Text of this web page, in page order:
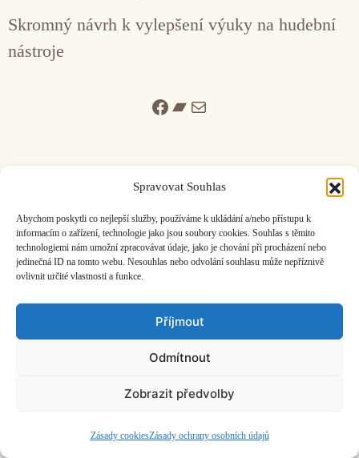
Spravovat Souhlas
Abychom poskytli co nejlepší služby, používáme k ukládání a/nebo přístupu k
informacím o zařízení, technologie jako jsou soubory cookies. Souhlas s těmito
technologiemi nám umožní zpracovávat údaje, jako je chování při procházení nebo
jedinečná ID na tomto webu. Nesouhlas nebo odvolání souhlasu může nepříznivě
ovlivnit určité vlastnosti a funkce.
Příjmout
Odmítnout
Zobrazit předvolby
Zásady cookiesZásady ochrany osobních údajů
Skromný návrh k vylepšení výuky na hudební
nástroje
Facebook
Bandcamp
Mail
ČASOPIS O JINÉ HUDBĚ | vydáváHudební informační středisko
založeno 2001 | Kontaktujte nás:info@hisvoice.cz
©2026 HISvoice – design a adminAtelier Dokument